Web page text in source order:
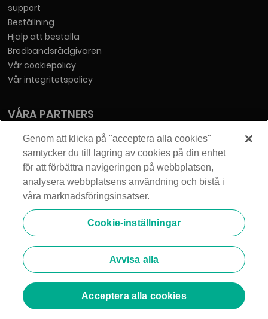
support
Beställning
Hjälp att beställa
Bredbandsrådgivaren
Vår cookiepolicy
Vår integritetspolicy
VÅRA PARTNERS
Bostadsrättsföreningar
Byggherrar
Fastighetsägare
Fiberföreningar
Kommuner
Stadsnät
Tjänsteleverantörer
Villafiber
TILLGÄNGLIGHET
Tillgänglighetsredogörelse
Genom att klicka på "acceptera alla cookies"
samtycker du till lagring av cookies på din enhet
för att förbättra navigeringen på webbplatsen,
analysera webbplatsens användning och bistå i
våra marknadsföringsinsatser.
Cookie-inställningar
Avvisa alla
Acceptera alla cookies